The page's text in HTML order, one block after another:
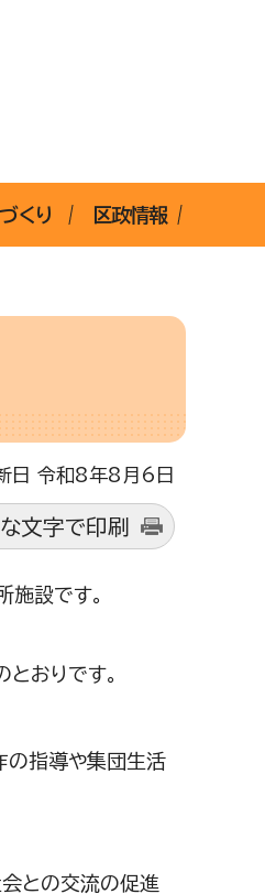
くり 区政情報
令和8年8月6日
文字で印刷
設です。
おりです。
の指導や集団生活
との交流の促進